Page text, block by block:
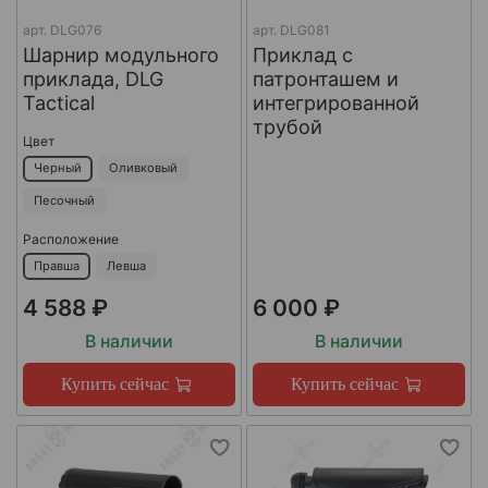
арт. DLG076
Шарнир модульного
приклада, DLG
Tactical
Цвет
Черный Оливковый
Песочный
Расположение
Правша Левша
4 588 ₽
В наличии
Купить сейчас
арт. DLG081
Приклад с
патронташем и
интегрированной
трубой
6 000 ₽
В наличии
Купить сейчас